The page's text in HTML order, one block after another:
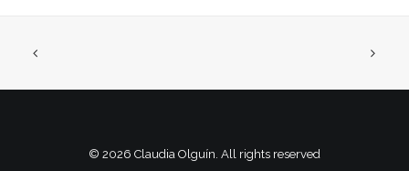
© 2026 Claudia Olguín. All rights reserved